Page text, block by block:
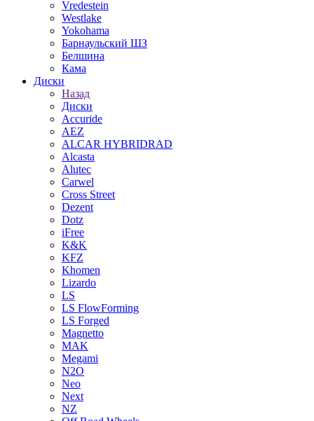
Vredestein
Westlake
Yokohama
Барнаульский ШЗ
Белшина
Кама
Диски
Назад
Диски
Accuride
AEZ
ALCAR HYBRIDRAD
Alcasta
Alutec
Carwel
Cross Street
Dezent
Dotz
iFree
K&K
KFZ
Khomen
Lizardo
LS
LS FlowForming
LS Forged
Magnetto
MAK
Megami
N2O
Neo
Next
NZ